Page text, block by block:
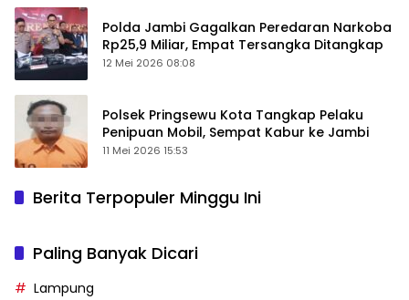
Polda Jambi Gagalkan Peredaran Narkoba
Rp25,9 Miliar, Empat Tersangka Ditangkap
12 Mei 2026 08:08
Polsek Pringsewu Kota Tangkap Pelaku
Penipuan Mobil, Sempat Kabur ke Jambi
11 Mei 2026 15:53
Berita Terpopuler Minggu Ini
Paling Banyak Dicari
Lampung